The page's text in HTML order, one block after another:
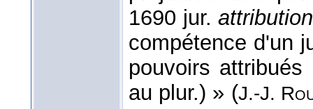
1690 jur.
compétence d'un
pouvoirs
au plur.) » (J.-J.